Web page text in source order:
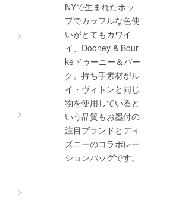
NYで生まれたポッ
プでカラフルな色使
いがとてもカワイ
イ、Dooney & Bour
keドゥーニー＆バー
ク。持ち手素材がル
イ・ヴィトンと同じ
物を使用していると
いう品質もお墨付の
注目ブランドとディ
ズニーのコラボレー
ションバッグです。